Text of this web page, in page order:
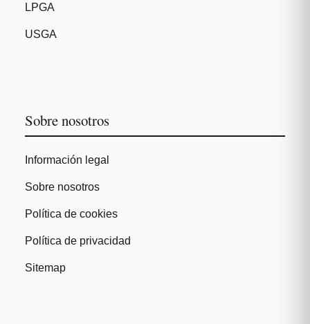
LPGA
USGA
Sobre nosotros
Información legal
Sobre nosotros
Política de cookies
Política de privacidad
Sitemap